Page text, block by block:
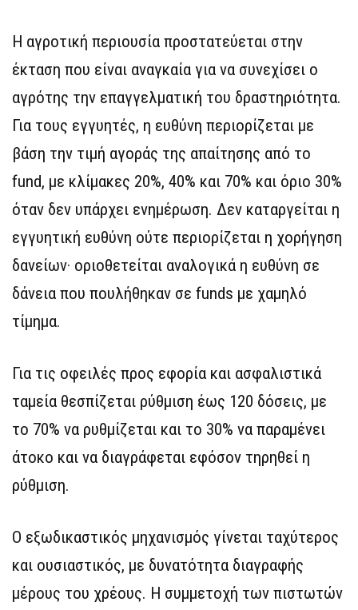
Η αγροτική περιουσία προστατεύεται στην
έκταση που είναι αναγκαία για να συνεχίσει ο
αγρότης την επαγγελματική του δραστηριότητα.
Για τους εγγυητές, η ευθύνη περιορίζεται με
βάση την τιμή αγοράς της απαίτησης από το
fund, με κλίμακες 20%, 40% και 70% και όριο 30%
όταν δεν υπάρχει ενημέρωση. Δεν καταργείται η
εγγυητική ευθύνη ούτε περιορίζεται η χορήγηση
δανείων· οριοθετείται αναλογικά η ευθύνη σε
δάνεια που πουλήθηκαν σε funds με χαμηλό
τίμημα.
Για τις οφειλές προς εφορία και ασφαλιστικά
ταμεία θεσπίζεται ρύθμιση έως 120 δόσεις, με
το 70% να ρυθμίζεται και το 30% να παραμένει
άτοκο και να διαγράφεται εφόσον τηρηθεί η
ρύθμιση.
Ο εξωδικαστικός μηχανισμός γίνεται ταχύτερος
και ουσιαστικός, με δυνατότητα διαγραφής
μέρους του χρέους. Η συμμετοχή των πιστωτών